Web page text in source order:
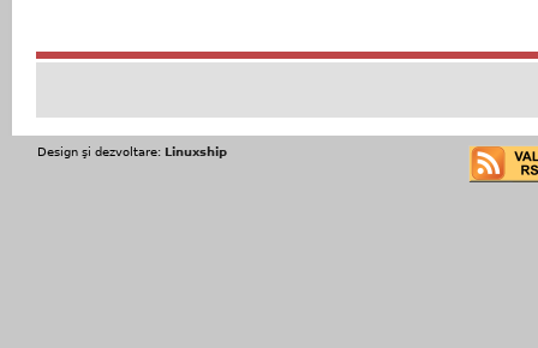
Design şi dezvoltare: Linuxship